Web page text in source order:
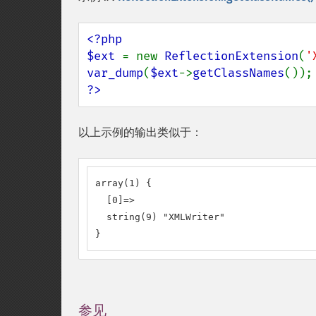
<?php
$ext = new ReflectionExtension(
var_dump($ext->getClassNames
?>
以上示例的输出类似于：
array(1) {
  [0]=>
  string(9) "XMLWriter"
}
参见